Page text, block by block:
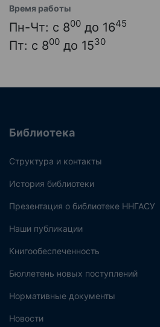
Время работы
Пн-Чт: с 800 до 1645
Пт: с 800 до 1530
Библиотека
Структура и контакты
История библиотеки
Презентация о библиотеке ННГАСУ
Наши публикации
Книгообеспеченность
Бюллетень новых поступлений
Нормативные документы
Новости